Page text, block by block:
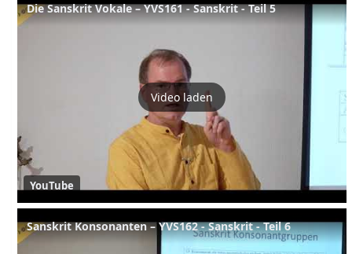
Die Sanskrit Vokale – YVS161 - Sanskrit - Teil 5
Video laden
YouTube
Sanskrit Konsonanten – YVS162 - Sanskrit - Teil 6